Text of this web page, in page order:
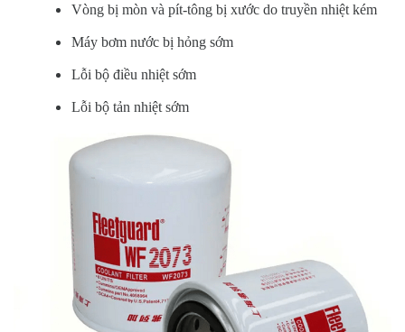
Vòng bị mòn và pít-tông bị xước do truyền nhiệt kém
Máy bơm nước bị hỏng sớm
Lỗi bộ điều nhiệt sớm
Lỗi bộ tản nhiệt sớm